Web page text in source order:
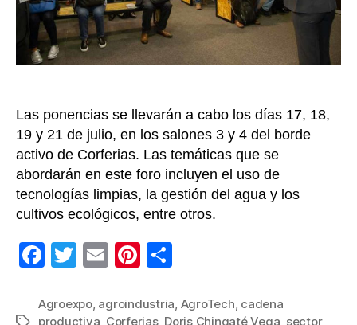
2023
Las ponencias se llevarán a cabo los días 17, 18,
19 y 21 de julio, en los salones 3 y 4 del borde
activo de Corferias. Las temáticas que se
abordarán en este foro incluyen el uso de
tecnologías limpias, la gestión del agua y los
cultivos ecológicos, entre otros.
F
c
T
tt
E
ail
Pi
er m
Agroexpo, agroindustria, AgroTech, cadena
productiva, Corferias, Doris Chingaté Vega, sector